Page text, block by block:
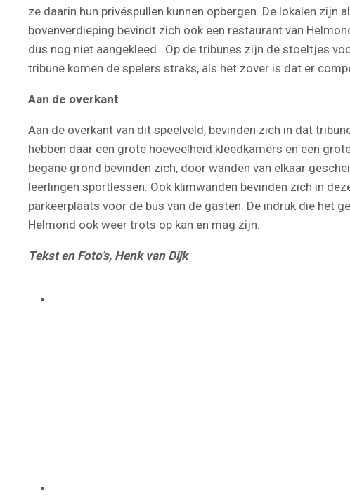
ze daarin hun privéspullen kunnen opbergen. De lokalen
bovenverdieping bevindt zich ook een restaurant van
dus nog niet aangekleed. Op de tribunes zijn de stoeltjes
tribune komen de spelers straks, als het zover is dat er
Aan de overkant
Aan de overkant van dit speelveld, bevinden zich in dat
hebben daar een grote hoeveelheid kleedkamers en een
begane grond bevinden zich, door wanden van elkaar
leerlingen sportlessen. Ook klimwanden bevinden zich in
parkeerplaats voor de bus van de gasten. De indruk die het
Helmond ook weer trots op kan en mag zijn.
Tekst en Foto’s, Henk van Dijk